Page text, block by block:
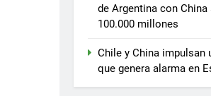
de Argentina con China
100.000 millones
Chile y China impulsan
que genera alarma en